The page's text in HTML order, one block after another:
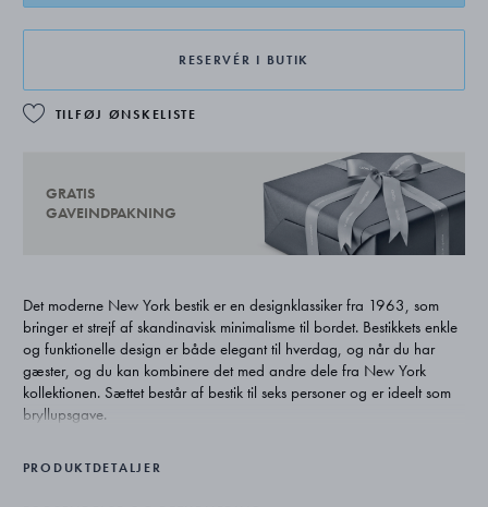
RESERVÉR I BUTIK
TILFØJ ØNSKELISTE
GRATIS
GAVEINDPAKNING
Det moderne New York bestik er en designklassiker fra 1963, som
bringer et strejf af skandinavisk minimalisme til bordet. Bestikkets enkle
og funktionelle design er både elegant til hverdag, og når du har
gæster, og du kan kombinere det med andre dele fra New York
kollektionen. Sættet består af bestik til seks personer og er ideelt som
bryllupsgave.
skabt ure, smykker og andre af vores ikoniske designklassikere.
PRODUKTDETALJER